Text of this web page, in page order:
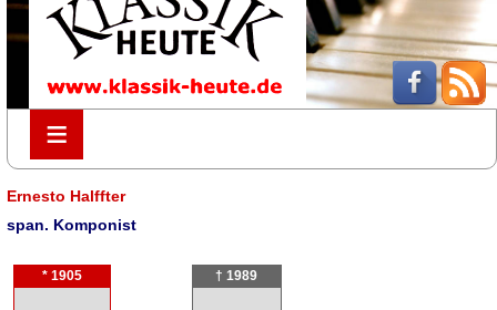
≡
≡
Ernesto Halffter
span. Komponist
* 1905 † 1989